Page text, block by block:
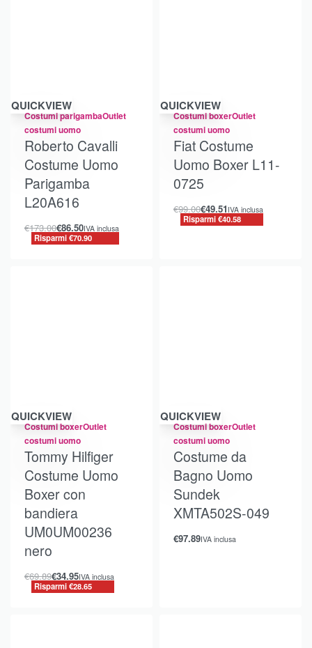
Risparmi €70.90
QUICKVIEW
Costumi parigambaOutlet
costumi uomo
Roberto Cavalli
Costume Uomo
Parigamba
L20A616
€173.00€86.50IVA inclusa
Risparmi €70.90
Risparmi €40.58
QUICKVIEW
Costumi boxerOutlet
costumi uomo
Fiat Costume
Uomo Boxer L11-
0725
€99.00€49.51 IVA inclusa
Risparmi €40.58
Risparmi €28.65
QUICKVIEW
Costumi boxerOutlet
costumi uomo
Tommy Hilfiger
Costume Uomo
Boxer con
bandiera
UM0UM00236
nero
€69.89€34.95IVA inclusa
Risparmi €28.65
QUICKVIEW
Costumi boxerOutlet
costumi uomo
Costume da
Bagno Uomo
Sundek
XMTA502S-049
€97.89IVA inclusa